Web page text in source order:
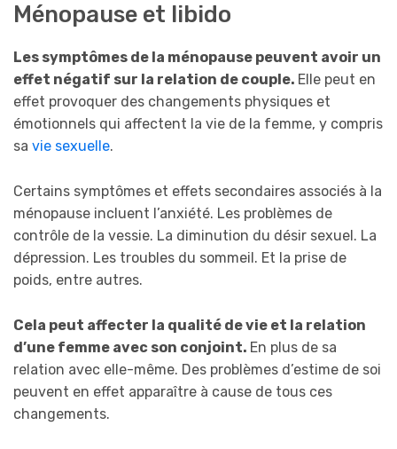
Ménopause et libido
Les symptômes de la ménopause peuvent avoir un
effet négatif sur la relation de couple. Elle peut en
effet provoquer des changements physiques et
émotionnels qui affectent la vie de la femme, y compris
sa vie sexuelle.
Certains symptômes et effets secondaires associés à la
ménopause incluent l’anxiété. Les problèmes de
contrôle de la vessie. La diminution du désir sexuel. La
dépression. Les troubles du sommeil. Et la prise de
poids, entre autres.
Cela peut affecter la qualité de vie et la relation
d’une femme avec son conjoint. En plus de sa
relation avec elle-même. Des problèmes d’estime de soi
peuvent en effet apparaître à cause de tous ces
changements.